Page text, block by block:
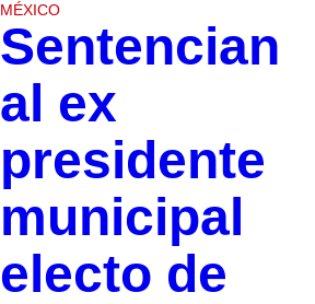
MÉXICO
Sentencian
al ex
presidente
municipal
electo de